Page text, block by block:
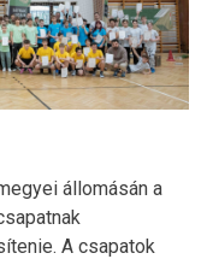
állomásán a
A csapatok